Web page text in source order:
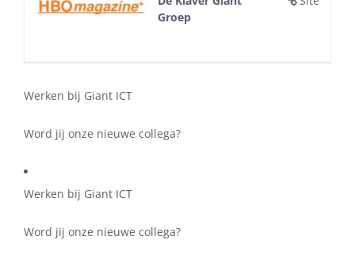
Groep
Werken bij Giant ICT
Word jij onze nieuwe collega?
Werken bij Giant ICT
Word jij onze nieuwe collega?